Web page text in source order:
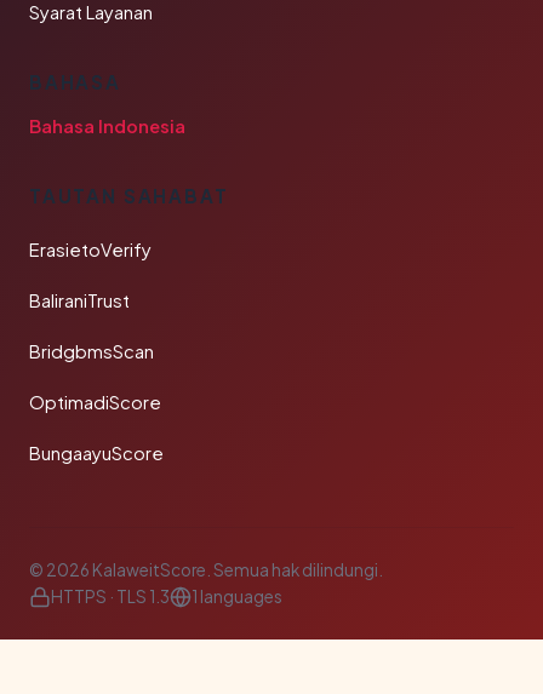
Syarat Layanan
BAHASA
Bahasa Indonesia
TAUTAN SAHABAT
ErasietoVerify
BaliraniTrust
BridgbmsScan
OptimadiScore
BungaayuScore
© 2026 KalaweitScore. Semua hak dilindungi.
HTTPS · TLS 1.3
1 languages